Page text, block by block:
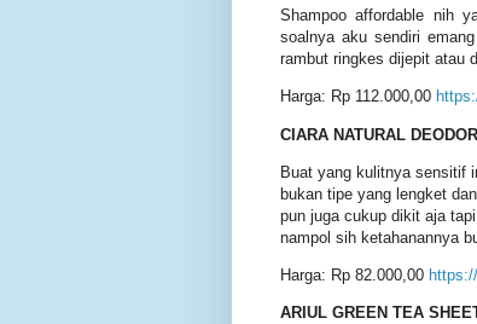
Shampoo affordable nih
soalnya aku sendiri
rambut ringkes dijepit atau
Harga: Rp 112.000,00
CIARA NATURAL
Buat yang kulitnya sensitif
bukan tipe yang lengket
pun juga cukup dikit aja
nampol sih ketahanannya
Harga: Rp 82.000,00
ARIUL GREEN TEA